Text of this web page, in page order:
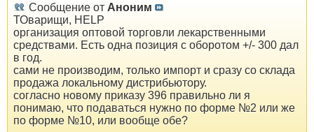
Сообщение от Аноним
ТОварищи, HELP
организация оптовой торговли лекарственными
средствами. Есть одна позиция с оборотом +/- 300 дал
в год.
сами не производим, только импорт и сразу со склада
продажа локальному дистрибьютору.
согласно новому приказу 396 правильно ли я
понимаю, что подаваться нужно по форме №2 или же
по форме №10, или вообще обе?